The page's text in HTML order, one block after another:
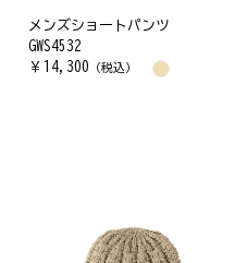
メンズショートパンツ
GWS4532
￥ 14,300 （税込）